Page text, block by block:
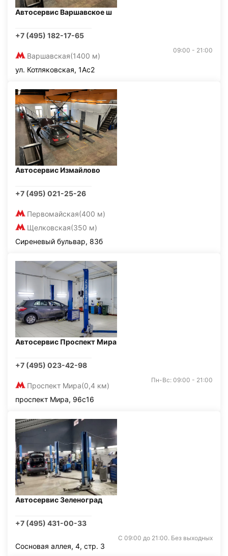
Автосервис Варшавское ш
+7 (495) 182-17-65
Варшавская(1400 м)
09:00 - 21:00
ул. Котляковская, 1Ас2
Автосервис Измайлово
+7 (495) 021-25-26
Первомайская(400 м)
Щелковская(350 м)
Сиреневый бульвар, 83б
Автосервис Проспект Мира
+7 (495) 023-42-98
Проспект Мира(0,4 км)
Пн-Вс: 09:00 - 21:00
проспект Мира, 96с16
Автосервис Зеленоград
+7 (495) 431-00-33
С 09:00 до 21:00. Без выходных
Сосновая аллея, 4, стр. 3